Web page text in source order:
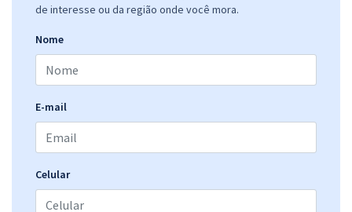
de interesse ou da região onde você mora.
Nome
E-mail
Celular